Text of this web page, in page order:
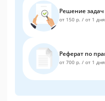
Решение
от 150 р. / от 1 дня
Реферат по
от 700 р. / от 1 дня